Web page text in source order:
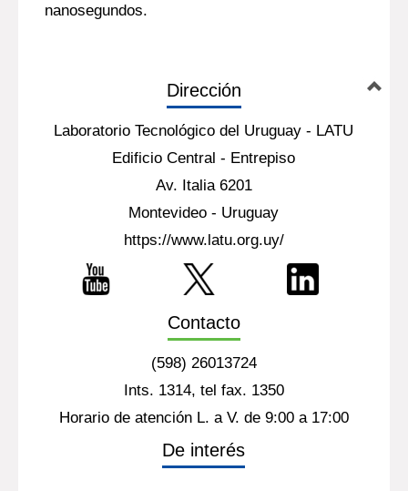
nanosegundos.
Dirección
Laboratorio Tecnológico del Uruguay - LATU
Edificio Central - Entrepiso
Av. Italia 6201
Montevideo - Uruguay
https://www.latu.org.uy/
Contacto
(598) 26013724
Ints. 1314, tel fax. 1350
Horario de atención L. a V. de 9:00 a 17:00
De interés